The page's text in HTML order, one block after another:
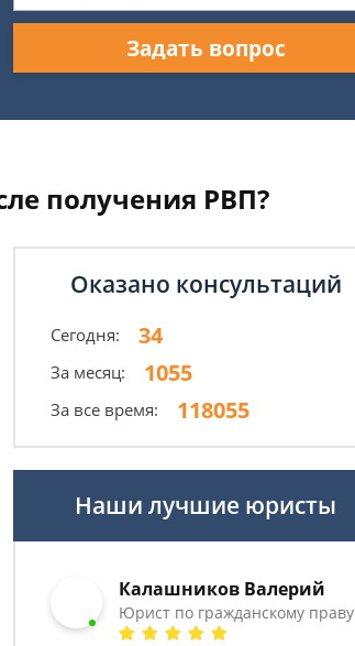
Задать вопрос
получения РВП?
Оказано консультаций
Сегодня: 34
За месяц: 1055
За все время: 118055
Наши лучшие юристы
Калашников Валерий
Юрист по гражданскому праву